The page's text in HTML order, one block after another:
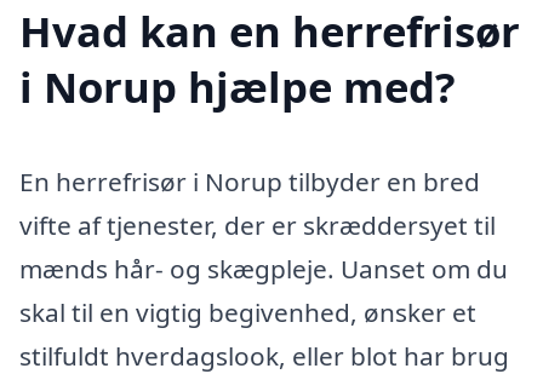
Hvad kan en herrefrisør
i Norup hjælpe med?
En herrefrisør i Norup tilbyder en bred
vifte af tjenester, der er skræddersyet til
mænds hår- og skægpleje. Uanset om du
skal til en vigtig begivenhed, ønsker et
stilfuldt hverdagslook, eller blot har brug